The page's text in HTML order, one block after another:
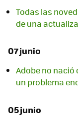
Todas las
de una
07 junio
Adobe no nació
un problema
05 junio